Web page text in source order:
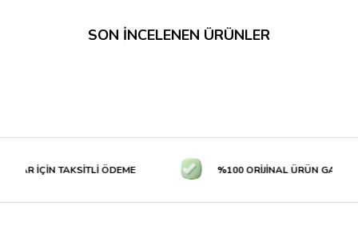
SON İNCELENEN ÜRÜNLER
İÇİN TAKSİTLİ ÖDEME %100 ORİJİNAL ÜRÜN